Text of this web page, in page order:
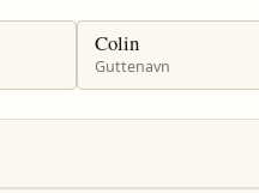
Colin
Guttenavn